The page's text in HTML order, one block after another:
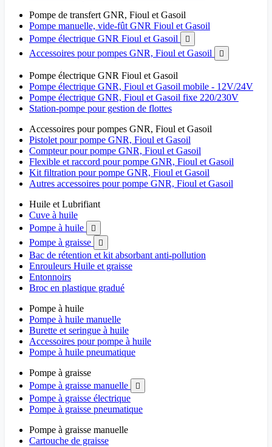
Pompe de transfert GNR, Fioul et Gasoil
Pompe manuelle, vide-fût GNR Fioul et Gasoil
Pompe électrique GNR Fioul et Gasoil

Accessoires pour pompes GNR, Fioul et Gasoil 
Pompe électrique GNR Fioul et Gasoil
Pompe électrique GNR, Fioul et Gasoil mobile - 12V/24V
Pompe électrique GNR, Fioul et Gasoil fixe 220/230V
Station-pompe pour gestion de flottes
Accessoires pour pompes GNR, Fioul et Gasoil
Pistolet pour pompe GNR, Fioul et Gasoil
Compteur pour pompe GNR, Fioul et Gasoil
Flexible et raccord pour pompe GNR, Fioul et Gasoil
Kit filtration pour pompe GNR, Fioul et Gasoil
Autres accessoires pour pompe GNR, Fioul et Gasoil
Huile et Lubrifiant
Cuve à huile
Pompe à huile

Pompe à graisse 
Bac de rétention et kit absorbant anti-pollution
Enrouleurs Huile et graisse
Entonnoirs
Broc en plastique gradué
Pompe à huile
Pompe à huile manuelle
Burette et seringue à huile
Accessoires pour pompe à huile
Pompe à huile pneumatique
Pompe à graisse
Pompe à graisse manuelle

Pompe à graisse électrique
Pompe à graisse pneumatique
Pompe à graisse manuelle
Cartouche de graisse